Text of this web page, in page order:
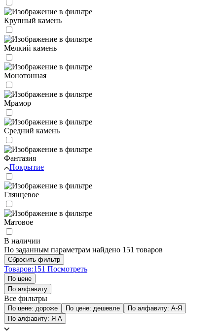
Крупный камень
Мелкий камень
Монотонная
Мрамор
Средний камень
Фантазия
Покрытие
Глянцевое
Матовое
В наличии
По заданным параметрам найдено 151 товаров
Товаров:151 Посмотреть
По цене
По алфавиту
Все фильтры
По цене: дороже По цене: дешевле
По алфавиту: А-Я
По алфавиту: Я-А